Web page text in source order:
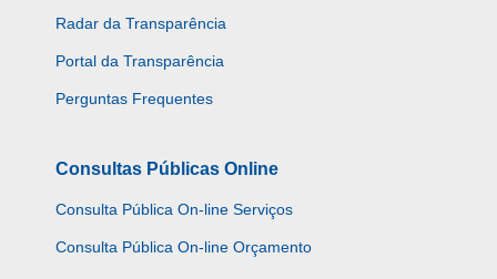
Radar da Transparência
Portal da Transparência
Perguntas Frequentes
Consultas Públicas Online
Consulta Pública On-line Serviços
Consulta Pública On-line Orçamento